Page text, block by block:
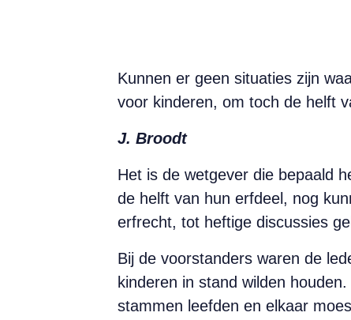
Kunnen er geen situaties zijn
voor kinderen, om toch de helft
J. Broodt
Het is de wetgever die bepaald
de helft van hun erfdeel, nog
erfrecht, tot heftige discussies
Bij de voorstanders waren de
kinderen in stand wilden
stammen leefden en elkaar